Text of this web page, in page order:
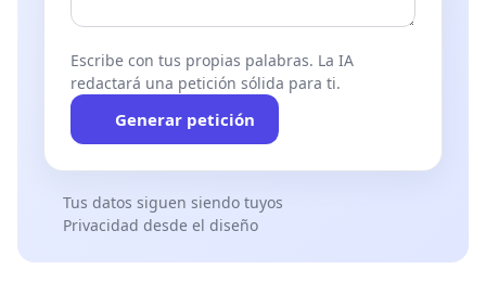
Escribe con tus propias palabras. La IA
redactará una petición sólida para ti.
Generar petición
Tus datos siguen siendo tuyos
Privacidad desde el diseño